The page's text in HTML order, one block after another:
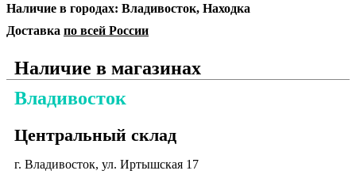
Наличие в городах: Владивосток, Находка
Доставка по всей России
Наличие в магазинах
Владивосток
Центральный склад
г. Владивосток, ул. Иртышская 17